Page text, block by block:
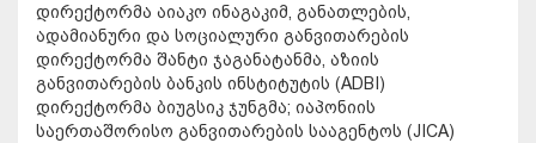
დირექტორმა აიაკო ინაგაკიმ, განათლების,
ადამიანური და სოციალური განვითარების
დირექტორმა შანტი ჯაგანატანმა, აზიის
განვითარების ბანკის ინსტიტუტის (ADBI)
დირექტორმა ბიუგსიკ ჯუნგმა; იაპონიის
საერთაშორისო განვითარების სააგენტოს (JICA)